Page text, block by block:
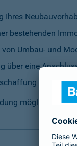
Ihres
bestehenden
von Umbau- und
über eine
zur freien
möglicher